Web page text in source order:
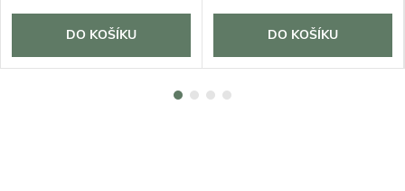
DO KOŠÍKU DO KOŠÍKU